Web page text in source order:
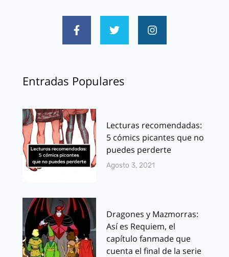
Entradas Populares
Lecturas recomendadas:
5 cómics picantes que no
puedes perderte
Agosto 3, 2021
Dragones y Mazmorras:
Así es Requiem, el
capítulo fanmade que
cuenta el final de la serie